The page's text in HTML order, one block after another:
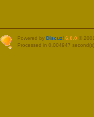
Powered by Discuz! 6.0.0 ©
Processed in 0.004947